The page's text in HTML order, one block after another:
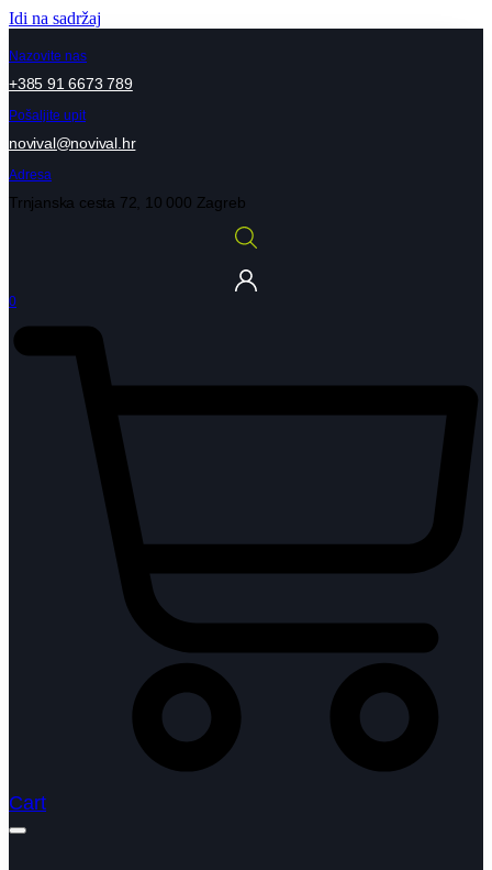
Idi na sadržaj
Nazovite nas
+385 91 6673 789
Pošaljite upit
novival@novival.hr
Adresa
Trnjanska cesta 72, 10 000 Zagreb
0
Cart